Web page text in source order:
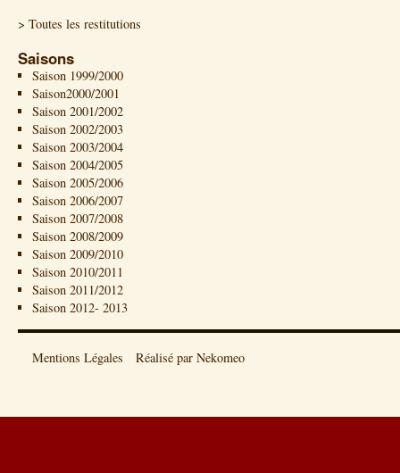
> Toutes les restitutions
Saisons
Saison 1999/2000
Saison2000/2001
Saison 2001/2002
Saison 2002/2003
Saison 2003/2004
Saison 2004/2005
Saison 2005/2006
Saison 2006/2007
Saison 2007/2008
Saison 2008/2009
Saison 2009/2010
Saison 2010/2011
Saison 2011/2012
Saison 2012- 2013
Mentions Légales Réalisé par Nekomeo